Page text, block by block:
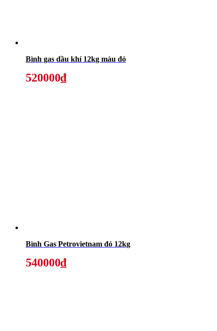
Bình gas dầu khí 12kg màu đỏ
520000₫
Bình Gas Petrovietnam đỏ 12kg
540000₫